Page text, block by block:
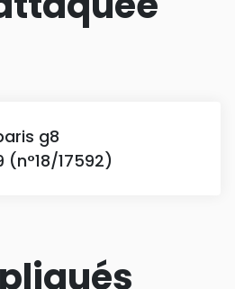
g8
(n°18/17592)